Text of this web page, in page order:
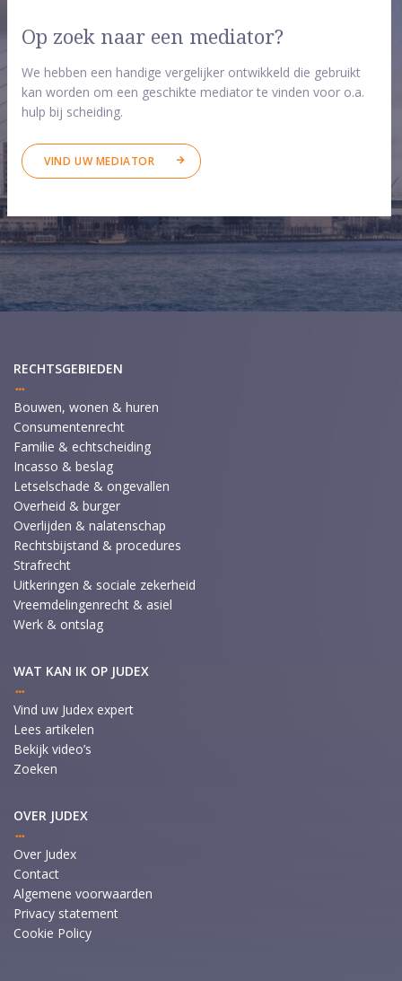
Op zoek naar een mediator?
We hebben een handige vergelijker ontwikkeld die gebruikt
kan worden om een geschikte mediator te vinden voor o.a.
hulp bij scheiding.
VIND UW MEDIATOR
RECHTSGEBIEDEN
Bouwen, wonen & huren
Consumentenrecht
Familie & echtscheiding
Incasso & beslag
Letselschade & ongevallen
Overheid & burger
Overlijden & nalatenschap
Rechtsbijstand & procedures
Strafrecht
Uitkeringen & sociale zekerheid
Vreemdelingenrecht & asiel
Werk & ontslag
WAT KAN IK OP JUDEX
Vind uw Judex expert
Lees artikelen
Bekijk video’s
Zoeken
OVER JUDEX
Over Judex
Contact
Algemene voorwaarden
Privacy statement
Cookie Policy